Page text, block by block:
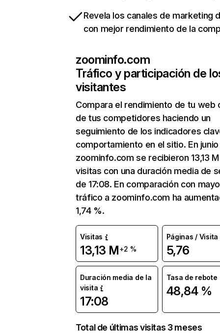
Revela los canales de marketing
con mejor rendimiento de la
zoominfo.com
Tráfico y participación de
visitantes
Compara el rendimiento de tu web
de tus competidores haciendo un
seguimiento de los indicadores
comportamiento en el sitio. En junio
zoominfo.com se recibieron 13,13 M
visitas con una duración media de
de 17:08. En comparación con
tráfico a zoominfo.com ha
1,74 %.
Visitas
13,13 M+2 %
Páginas / Visita
5,76
Duración media de la
visita
17:08
Tasa de rebote
48,84 %
Total de últimas visitas 3 meses